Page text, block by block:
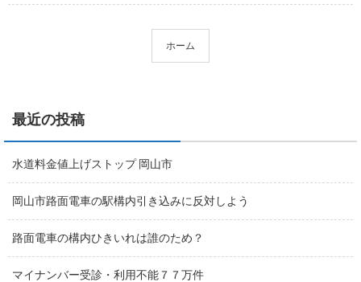
ホーム
最近の投稿
水道料金値上げストップ 岡山市
岡山市路面電車の駅構内引き込みに反対しよう
路面電車の構内ひきいれは誰のため？
マイナンバー受診・利用不能７７万件